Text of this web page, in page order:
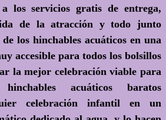
a los servicios gratis de entrega,
de la atracción y todo junto
los hinchables acuáticos en una
accesible para todos los bolsillos
la mejor celebración viable para
acuáticos baratos
celebración infantil en un